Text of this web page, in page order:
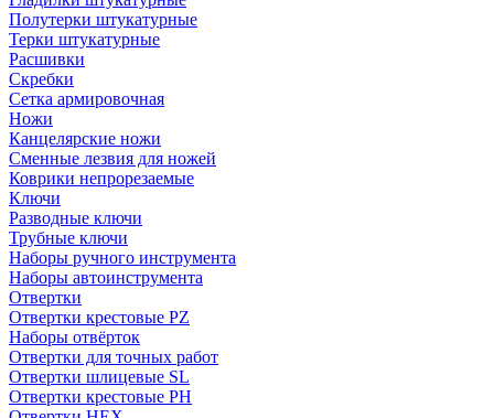
Полутерки штукатурные
Терки штукатурные
Расшивки
Скребки
Сетка армировочная
Ножи
Канцелярские ножи
Сменные лезвия для ножей
Коврики непрорезаемые
Ключи
Разводные ключи
Трубные ключи
Наборы ручного инструмента
Наборы автоинструмента
Отвертки
Отвертки крестовые PZ
Наборы отвёрток
Отвертки для точных работ
Отвертки шлицевые SL
Отвертки крестовые PH